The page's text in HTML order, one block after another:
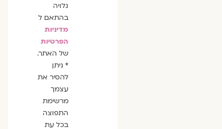
גלויה
בהתאם ל
מדיניות
הפרטיות
של האתר.
* ניתן
להסיר את
עצמך
מרשימת
התפוצה
בכל עת